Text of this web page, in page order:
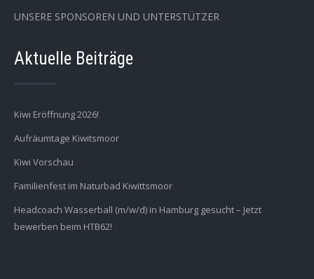
UNSERE SPONSOREN UND UNTERSTÜTZER
Aktuelle Beiträge
Kiwi Eröffnung 2026!
Aufräumtage Kiwitsmoor
Kiwi Vorschau
Familienfest im Naturbad Kiwittsmoor
Headcoach Wasserball (m/w/d) in Hamburg gesucht – Jetzt
bewerben beim HTB62!